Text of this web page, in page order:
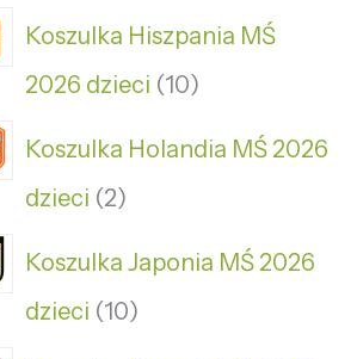
Koszulka Hiszpania MŚ
2026 dzieci 10
Koszulka Holandia MŚ 2026
dzieci 2
Koszulka Japonia MŚ 2026
dzieci 10